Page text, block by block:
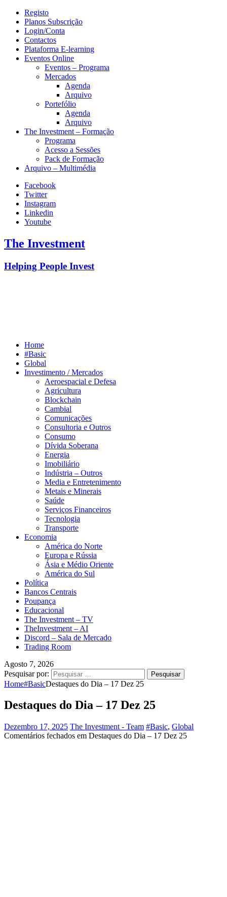
Registo
Planos Subscrição
Login/Conta
Contactos
Plataforma E-learning
Eventos Online
Eventos – Programa
Mercados
Agenda
Arquivo
Portefólio
Agenda
Arquivo
The Investment – Formação
Programa
Acesso a Sessões
Pack de Formação
Arquivo – Multimédia
Facebook
Twitter
Instagram
Linkedin
Youtube
The Investment
Helping People Invest
Home
#Basic
Global
Investimento / Mercados
Aeroespacial e Defesa
Agricultura
Blockchain
Cambial
Comunicações
Consultoria e Outros
Consumo
Dívida Soberana
Energia
Imobiliário
Indústria – Outros
Media e Entretenimento
Metais e Minerais
Saúde
Serviços Financeiros
Tecnologia
Transporte
Economia
América do Norte
Europa e Rússia
Ásia e Médio Oriente
América do Sul
Política
Bancos Centrais
Poupança
Educacional
The Investment – TV
TheInvestment – AI
Discord – Sala de Mercado
Trading Room
Agosto 7, 2026
Pesquisar por:
Home#BasicDestaques do Dia – 17 Dez 25
Destaques do Dia – 17 Dez 25
Dezembro 17, 2025 The Investment - Team #Basic, Global
Comentários fechados em Destaques do Dia – 17 Dez 25